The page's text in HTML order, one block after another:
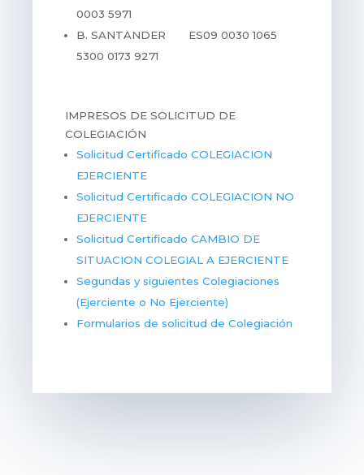
0003 5971
B. SANTANDER ES09 0030 1065
5300 0173 9271
IMPRESOS DE SOLICITUD DE
COLEGIACIÓN
Solicitud Certificado COLEGIACION
EJERCIENTE
Solicitud Certificado COLEGIACION NO
EJERCIENTE
Solicitud Certificado CAMBIO DE
SITUACION COLEGIAL A EJERCIENTE
Segundas y siguientes Colegiaciones
(Ejerciente o No Ejerciente)
Formularios de solicitud de Colegiación